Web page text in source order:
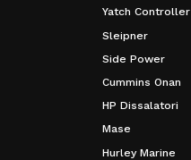
Yatch Controller
Sleipner
Side Power
Cummins Onan
HP Dissalatori
Mase
Hurley Marine